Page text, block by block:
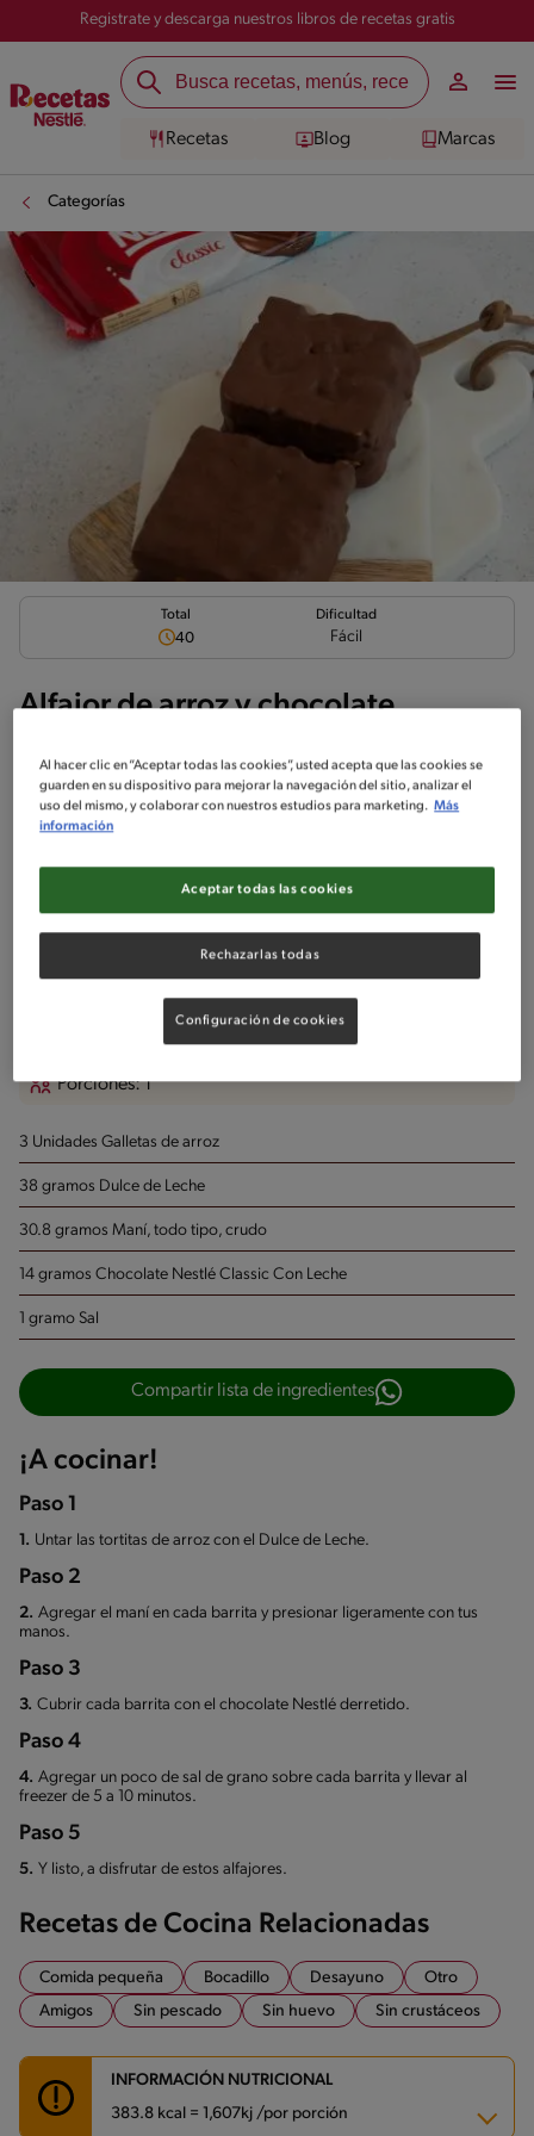
Registrate y descarga nuestros libros de recetas gratis
Recetas Blog Marcas
Categorías
Total
40
Dificultad
Fácil
Alfajor de arroz y chocolate
Ingredientes
No incluido en la receta
Sin huevo Sin crustáceos
Ingredientes
Porciones: 1
3 Unidades Galletas de arroz
38 gramos Dulce de Leche
30.8 gramos Maní, todo tipo, crudo
14 gramos Chocolate Nestlé Classic Con Leche
1 gramo Sal
Compartir lista de ingredientes
¡A cocinar!
Paso 1
1. Untar las tortitas de arroz con el Dulce de Leche.
Paso 2
2. Agregar el maní en cada barrita y presionar ligeramente con tus
manos.
Paso 3
3. Cubrir cada barrita con el chocolate Nestlé derretido.
Paso 4
4. Agregar un poco de sal de grano sobre cada barrita y llevar al
freezer de 5 a 10 minutos.
Paso 5
5. Y listo, a disfrutar de estos alfajores.
Recetas de Cocina Relacionadas
Comida pequeña Bocadillo Desayuno
Otro
Amigos
Sin pescado Sin huevo Sin crustáceos
INFORMACIÓN NUTRICIONAL
383.8 kcal = 1,607kj /por porción
Al hacer clic en “Aceptar todas las cookies”, usted acepta que las cookies se
guarden en su dispositivo para mejorar la navegación del sitio, analizar el
uso del mismo, y colaborar con nuestros estudios para marketing. Más
información
Rechazarlas todas
Aceptar todas las cookies
Configuración de cookies